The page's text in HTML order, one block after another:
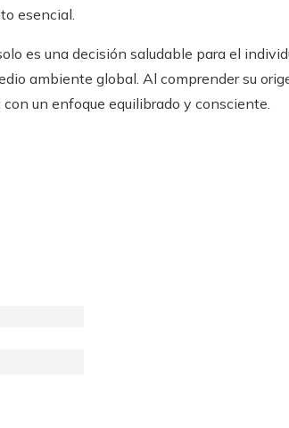
esencial.
es una decisión saludable para el
ambiente global. Al comprender su
un enfoque equilibrado y consciente.